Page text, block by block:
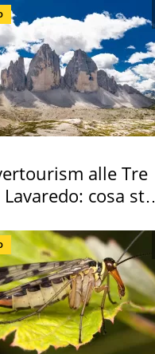
alle Tre
cosa sta